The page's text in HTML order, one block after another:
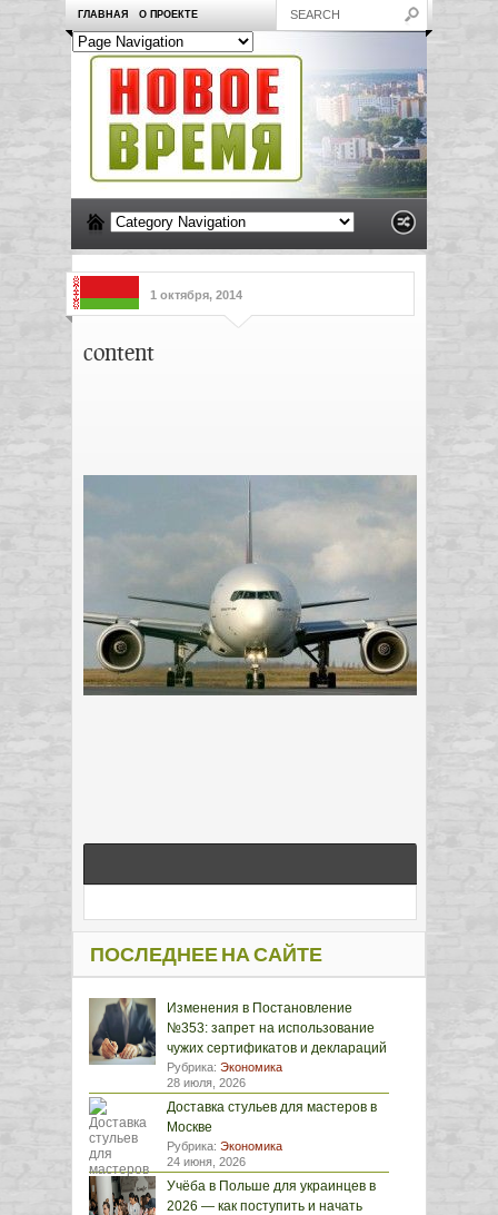
ГЛАВНАЯ О ПРОЕКТЕ
1 октября, 2014
content
ПОСЛЕДНЕЕ НА САЙТЕ
Изменения в Постановление
№353: запрет на использование
чужих сертификатов и деклараций
Рубрика: Экономика
28 июля, 2026
Доставка стульев для мастеров в
Москве
Рубрика: Экономика
24 июня, 2026
Учёба в Польше для украинцев в
2026 — как поступить и начать